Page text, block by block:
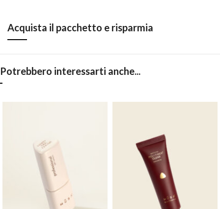
Acquista il pacchetto e risparmia
Potrebbero interessarti anche...